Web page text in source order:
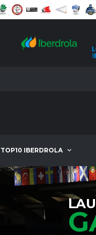
TOP10 IBERDROLA